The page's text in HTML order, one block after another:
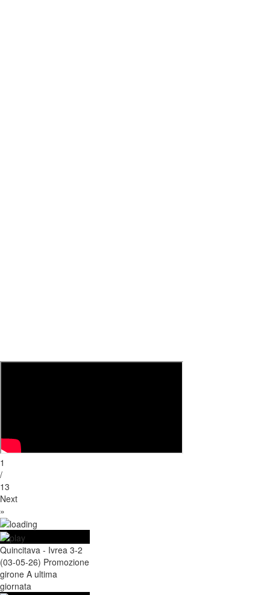
1
/
13
Next
»
Quincitava - Ivrea 3-2
(03-05-26) Promozione
girone A ultima
giornata